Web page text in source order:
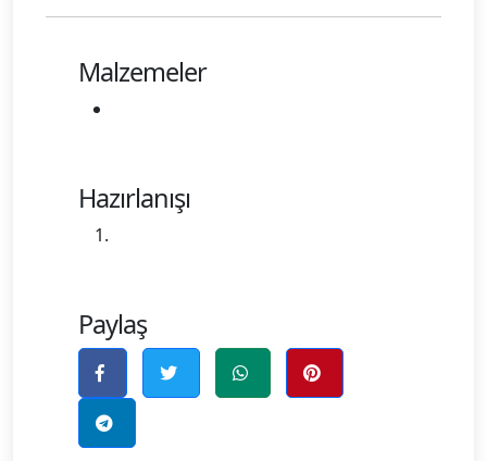
Malzemeler
Hazırlanışı
Paylaş